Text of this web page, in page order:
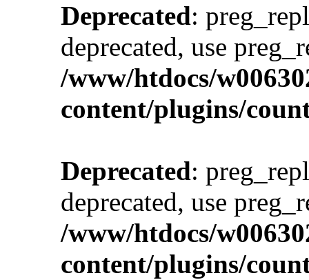
Deprecated:
deprecated, use
/www/htdocs/
content/plugins/
Deprecated:
deprecated, use
/www/htdocs/
content/plugins/